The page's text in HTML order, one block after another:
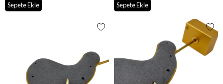
Sepete Ekle Sepete Ekle